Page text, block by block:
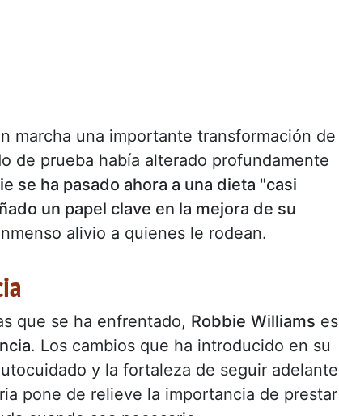
marcha una importante transformación de
de prueba había alterado profundamente
se ha pasado ahora a una dieta "casi
un papel clave en la mejora de su
alivio a quienes le rodean.
que se ha enfrentado, Robbie Williams es
. Los cambios que ha introducido en su
y la fortaleza de seguir adelante
pone de relieve la importancia de prestar